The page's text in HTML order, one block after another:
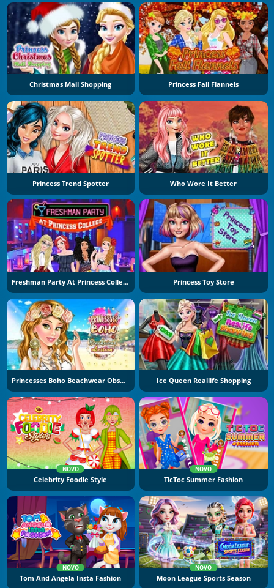
Christmas Mall Shopping Princess Fall Flannels
Princess Trend Spotter Who Wore It Better
Freshman Party At Princess College Princess Toy Store
Princesses Boho Beachwear Obsession Ice Queen Reallife Shopping
NOVO
Celebrity Foodie Style
NOVO
TicToc Summer Fashion
NOVO
Tom And Angela Insta Fashion
NOVO
Moon League Sports Season